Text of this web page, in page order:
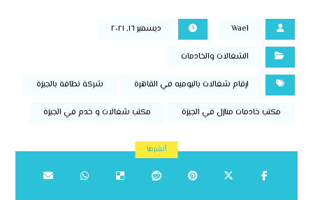
Wael ديسمبر ١٦, ٢٠٢١
الشغالات والخادمات
ارقام شغالات باليوميه في القاهرة شركة نظافة بالجيزة
مكتب خادمات منازل في الجيزة مكتب شغالات و خدم في الجيزة